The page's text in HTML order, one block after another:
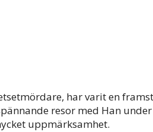
har varit en
resor med Han
uppmärksamhet.